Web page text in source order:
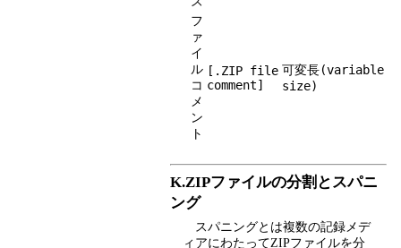
フ
ァ
イ
ル
コ
メ
ン
ト
[.ZIP file
comment]
可変長(variable
size)
K.ZIPファイルの分割とスパニ
ング
スパニングとは複数の記録メデ
ィアにわたってZIPファイルを分